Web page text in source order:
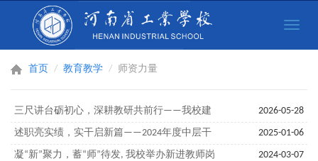
Toggle
首页 教育教学 师资力量
三尺讲台砺初心，深耕教研共前行——我校建
筑与艺术系开展公开课教研活动
2026-05-28
述职亮实绩，实干启新篇——2024年度中层干
部述职述廉暨考核会议举行
2025-01-06
凝“新”聚力，蓄“师”待发, 我校举办新进教师岗
2024-03-07